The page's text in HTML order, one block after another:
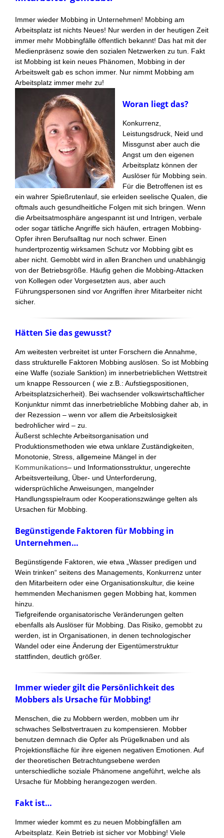
Immer wieder Mobbing in Unternehmen! Mobbing am
Arbeitsplatz ist nichts Neues! Nur werden in der heutigen Zeit
immer mehr Mobbingfälle öffentlich bekannt! Das hat mit der
Medienpräsenz sowie den sozialen Netzwerken zu tun. Fakt
ist Mobbing ist kein neues Phänomen, Mobbing in der
Arbeitswelt gab es schon immer. Nur nimmt Mobbing am
Arbeitsplatz immer mehr zu!
Woran liegt das?
Konkurrenz,
Leistungsdruck, Neid und
Missgunst aber auch die
Angst um den eigenen
Arbeitsplatz können der
Auslöser für Mobbing sein.
Für die Betroffenen ist es
ein wahrer Spießrutenlauf, sie erleiden seelische Qualen, die
oftmals auch gesundheitliche Folgen mit sich bringen. Wenn
die Arbeitsatmosphäre angespannt ist und Intrigen, verbale
oder sogar tätliche Angriffe sich häufen, ertragen Mobbing-
Opfer ihren Berufsalltag nur noch schwer. Einen
hundertprozentig wirksamen Schutz vor Mobbing gibt es
aber nicht. Gemobbt wird in allen Branchen und unabhängig
von der Betriebsgröße. Häufig gehen die Mobbing-Attacken
von Kollegen oder Vorgesetzten aus, aber auch
Führungspersonen sind vor Angriffen ihrer Mitarbeiter nicht
sicher.
Hätten Sie das gewusst?
Am weitesten verbreitet ist unter Forschern die Annahme,
dass strukturelle Faktoren Mobbing auslösen. So ist Mobbing
eine Waffe (soziale Sanktion) im innerbetrieblichen Wettstreit
um knappe Ressourcen ( wie z.B.: Aufstiegspositionen,
Arbeitsplatzsicherheit). Bei wachsender volkswirtschaftlicher
Konjunktur nimmt das innerbetriebliche Mobbing daher ab, in
der Rezession – wenn vor allem die Arbeitslosigkeit
bedrohlicher wird – zu.
Äußerst schlechte Arbeitsorganisation und
Produktionsmethoden wie etwa unklare Zuständigkeiten,
Monotonie, Stress, allgemeine Mängel in der
Kommunikations– und Informationsstruktur, ungerechte
Arbeitsverteilung, Über- und Unterforderung,
widersprüchliche Anweisungen, mangelnder
Handlungsspielraum oder Kooperationszwänge gelten als
Ursachen für Mobbing.
Begünstigende Faktoren für Mobbing in
Unternehmen…
Begünstigende Faktoren, wie etwa „Wasser predigen und
Wein trinken“ seitens des Managements, Konkurrenz unter
den Mitarbeitern oder eine Organisationskultur, die keine
hemmenden Mechanismen gegen Mobbing hat, kommen
hinzu.
Tiefgreifende organisatorische Veränderungen gelten
ebenfalls als Auslöser für Mobbing. Das Risiko, gemobbt zu
werden, ist in Organisationen, in denen technologischer
Wandel oder eine Änderung der Eigentümerstruktur
stattfinden, deutlich größer.
Immer wieder gilt die Persönlichkeit des
Mobbers als Ursache für Mobbing!
Menschen, die zu Mobbern werden, mobben um ihr
schwaches Selbstvertrauen zu kompensieren. Mobber
benutzen demnach die Opfer als Prügelknaben und als
Projektionsfläche für ihre eigenen negativen Emotionen. Auf
der theoretischen Betrachtungsebene werden
unterschiedliche soziale Phänomene angeführt, welche als
Ursache für Mobbing herangezogen werden.
Fakt ist…
Immer wieder kommt es zu neuen Mobbingfällen am
Arbeitsplatz. Kein Betrieb ist sicher vor Mobbing! Viele